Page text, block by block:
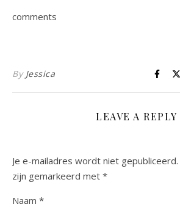
comments
By Jessica
LEAVE A REPLY
Je e-mailadres wordt niet gepubliceerd.
zijn gemarkeerd met *
Naam *